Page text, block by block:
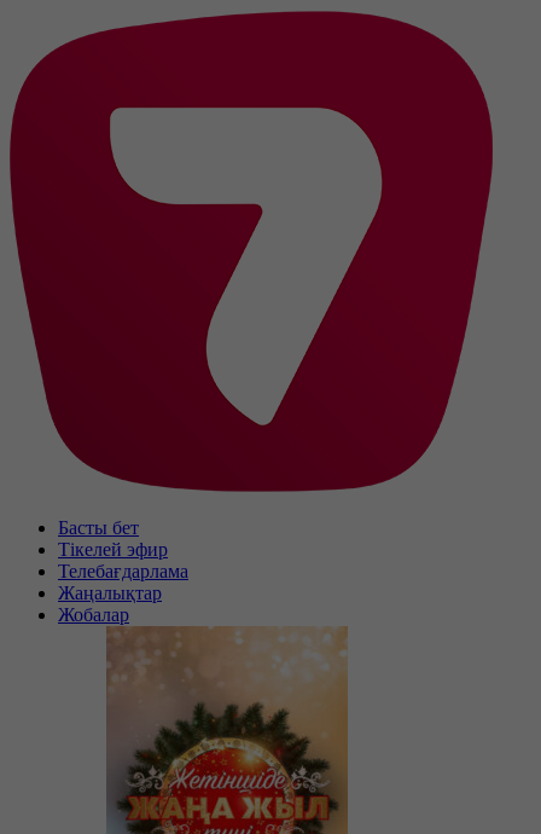
Басты бет
Тікелей эфир
Телебағдарлама
Жаңалықтар
Жобалар